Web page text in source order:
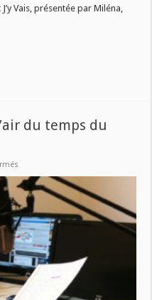
Vais, présentée par Miléna,
du temps du
de
l’émission
L’air
du
temps
du
lundi
20
octobre